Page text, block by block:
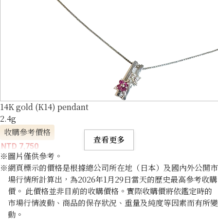
14K gold (K14) pendant
2.4g
收購參考價格
NTD 7,750
查看更多
※圖片僅供參考。
※網頁標示的價格是根據總公司所在地（日本）及國內外公開市
場行情所計算出，為2026年1月29日當天的歷史最高參考收購
價。 此價格並非目前的收購價格。實際收購價將依鑑定時的
市場行情波動、商品的保存狀況、重量及純度等因素而有所變
動。